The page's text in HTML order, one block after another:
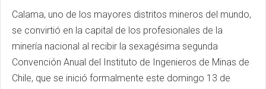
Calama, uno de los mayores distritos mineros del mundo,
se convirtió en la capital de los profesionales de la
minería nacional al recibir la sexagésima segunda
Convención Anual del Instituto de Ingenieros de Minas de
Chile, que se inició formalmente este domingo 13 de